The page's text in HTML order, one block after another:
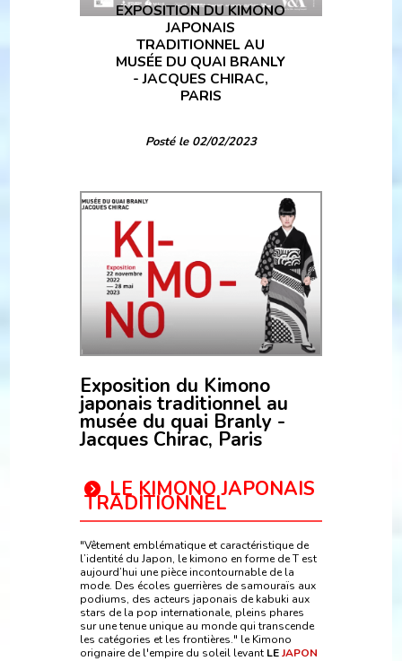
EXPOSITION DU KIMONO
JAPONAIS
TRADITIONNEL AU
MUSÉE DU QUAI BRANLY
- JACQUES CHIRAC,
PARIS
Posté le 02/02/2023
Exposition du Kimono
japonais traditionnel au
musée du quai Branly -
Jacques Chirac, Paris
LE KIMONO JAPONAIS
TRADITIONNEL
"Vêtement emblématique et caractéristique de
l’identité du Japon, le kimono en forme de T est
aujourd’hui une pièce incontournable de la
mode. Des écoles guerrières de samouraïs aux
podiums, des acteurs japonais de kabuki aux
stars de la pop internationale, pleins phares
sur une tenue unique au monde qui transcende
les catégories et les frontières." le Kimono
orignaire de l'empire du soleil levant LEJAPON